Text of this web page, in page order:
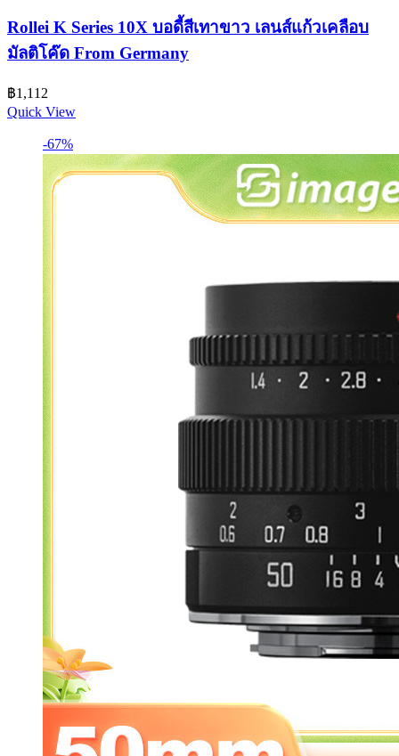
Rollei K Series 10X บอดี้สีเทาขาว เลนส์แก้วเคลือบ
มัลติโค๊ด From Germany
฿1,112
Quick View
-67%